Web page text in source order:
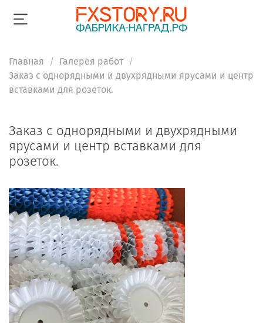
Главная
Галерея работ
Заказ с однорядными и двухрядными ярусами и центр
вставками для розеток.
Заказ с однорядными и двухрядными
ярусами и центр вставками для
розеток.